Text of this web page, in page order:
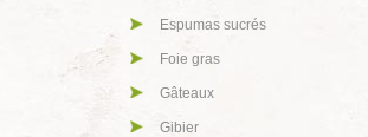
Espumas sucrés
Foie gras
Gâteaux
Gibier